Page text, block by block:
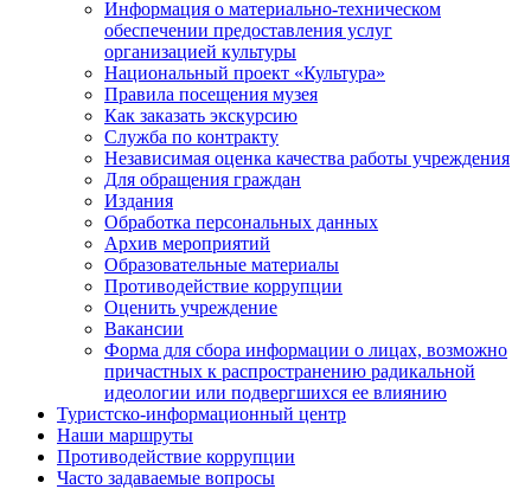
Информация о материально-техническом
обеспечении предоставления услуг
организацией культуры
Национальный проект «Культура»
Правила посещения музея
Как заказать экскурсию
Служба по контракту
Независимая оценка качества работы учреждения
Для обращения граждан
Издания
Обработка персональных данных
Архив мероприятий
Образовательные материалы
Противодействие коррупции
Оценить учреждение
Вакансии
Форма для сбора информации о лицах, возможно
причастных к распространению радикальной
идеологии или подвергшихся ее влиянию
Туристско-информационный центр
Наши маршруты
Противодействие коррупции
Часто задаваемые вопросы